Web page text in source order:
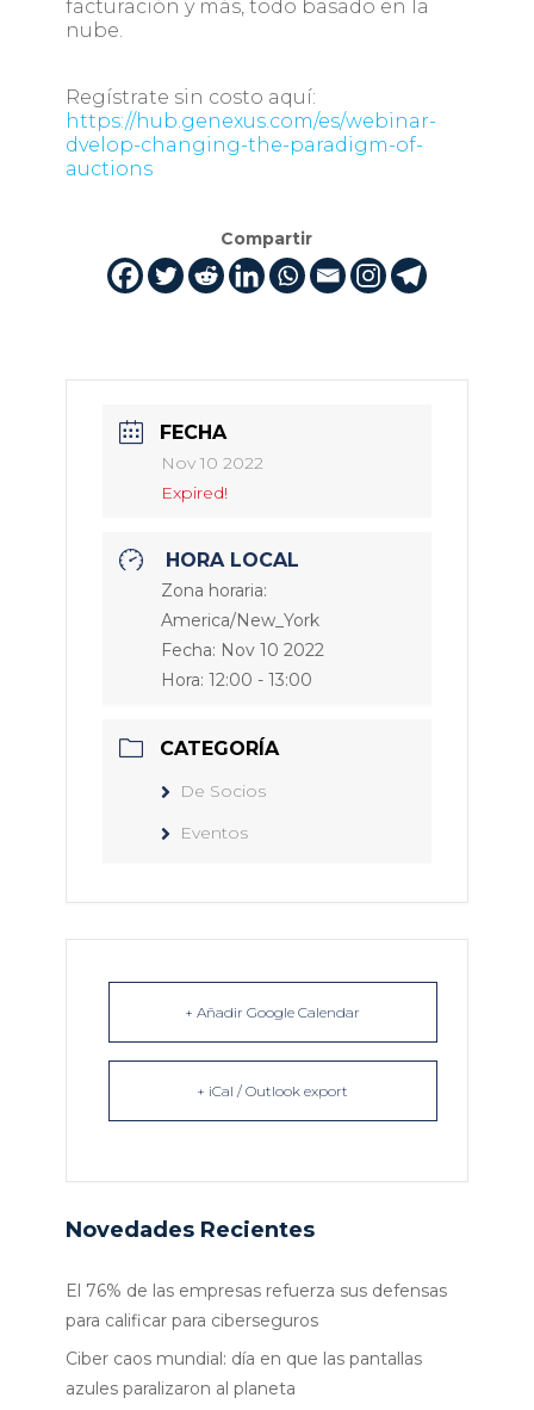
facturación y más, todo basado en la
nube.
Regístrate sin costo aquí:
https://hub.genexus.com/es/webinar-
dvelop-changing-the-paradigm-of-
auctions
Compartir
FECHA
Nov 10 2022
Expired!
HORA LOCAL
Zona horaria:
America/New_York
Fecha: Nov 10 2022
Hora: 12:00 - 13:00
CATEGORÍA
De Socios
Eventos
+ Añadir Google Calendar
+ iCal / Outlook export
Novedades Recientes
El 76% de las empresas refuerza sus defensas
para calificar para ciberseguros
Ciber caos mundial: día en que las pantallas
azules paralizaron al planeta